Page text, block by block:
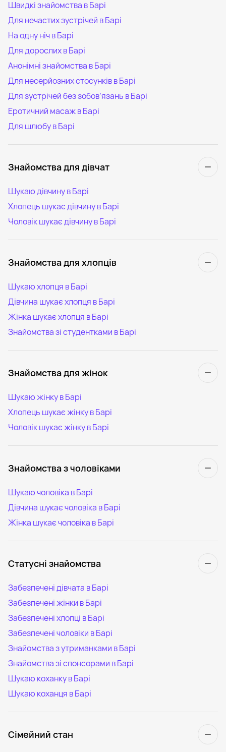
Швидкі знайомства в Барі
Для нечастих зустрічей в Барі
На одну ніч в Барі
Для дорослих в Барі
Анонімні знайомства в Барі
Для несерйозних стосунків в Барі
Для зустрічей без зобов’язань в Барі
Еротичний масаж в Барі
Для шлюбу в Барі
Знайомства для дівчат
Шукаю дівчину в Барі
Хлопець шукає дівчину в Барі
Чоловік шукає дівчину в Барі
Знайомства для хлопців
Шукаю хлопця в Барі
Дівчина шукає хлопця в Барі
Жінка шукає хлопця в Барі
Знайомства зі студентками в Барі
Знайомства для жінок
Шукаю жінку в Барі
Хлопець шукає жінку в Барі
Чоловік шукає жінку в Барі
Знайомства з чоловіками
Шукаю чоловіка в Барі
Дівчина шукає чоловіка в Барі
Жінка шукає чоловіка в Барі
Статусні знайомства
Забезпечені дівчата в Барі
Забезпечені жінки в Барі
Забезпечені хлопці в Барі
Забезпечені чоловіки в Барі
Знайомства з утриманками в Барі
Знайомства зі спонсорами в Барі
Шукаю коханку в Барі
Шукаю коханця в Барі
Сімейний стан